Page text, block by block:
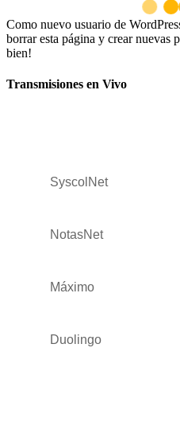
Como nuevo usuario de
borrar esta página y crear nuevas
bien!
Transmisiones en Vivo
SyscolNet
NotasNet
Máximo
Duolingo